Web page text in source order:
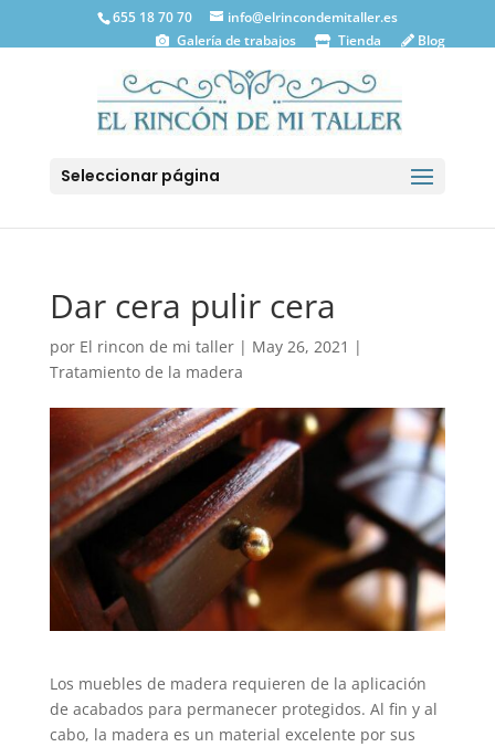
655 18 70 70
info@elrincondemitaller.es
Galería de trabajos
Tienda Blog
Seleccionar página
Dar cera pulir cera
por El rincon de mi taller| May 26, 2021 |
Tratamiento de la madera
Los muebles de madera requieren de la aplicación
de acabados para permanecer protegidos. Al fin y al
cabo, la madera es un material excelente por sus